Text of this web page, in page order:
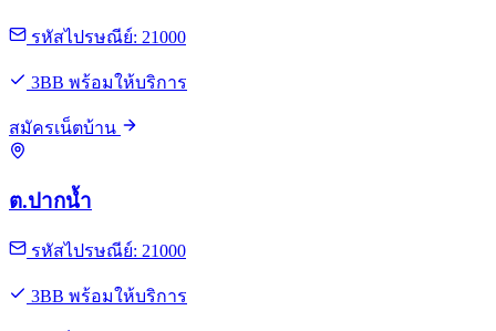
รหัสไปรษณีย์: 21000
3BB พร้อมให้บริการ
สมัครเน็ตบ้าน
ต.ปากน้ำ
รหัสไปรษณีย์: 21000
3BB พร้อมให้บริการ